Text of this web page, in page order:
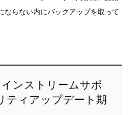
ならない内にバックアップを取って
ンストリームサポ
ティアップデート期